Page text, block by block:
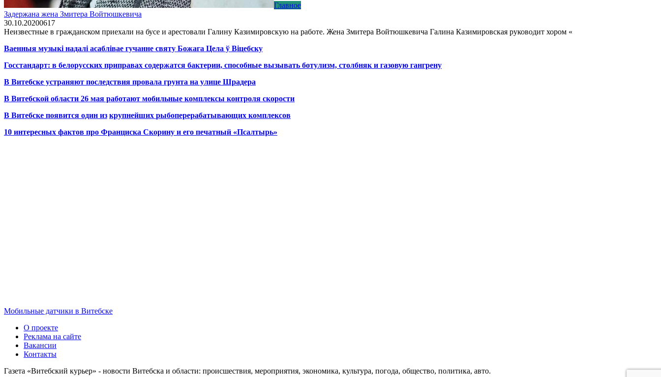
Главное
Задержана жена Змитера Войтюшкевича
30.10.20200617
Неизвестные в гражданском приехали на бусе и арестовали Галину Казимировскую на работе. Жена Змитера Войтюшкевича Галина Казимировская руководит хором «
Ваенныя музыкі надалі асаблівае гучанне святу Божага Цела ў Віцебску
Госстандарт: в белорусских приправах содержатся бактерии, способные вызывать ботулизм, столбняк и газовую гангрену
В Витебске устраняют последствия провала грунта на улице Шрадера
В Витебской области 26 мая работают мобильные комплексы контроля скорости
В Витебске появится один из крупнейших рыбоперерабатывающих комплексов
10 интересных фактов про Франциска Скорину и его печатный «Псалтырь»
Мобильные датчики в Витебске
О проекте
Реклама на сайте
Вакансии
Контакты
Газета «Витебский курьер» - новости Витебска и области: происшествия, мероприятия, экономика, культура, погода, общество, политика, авто.